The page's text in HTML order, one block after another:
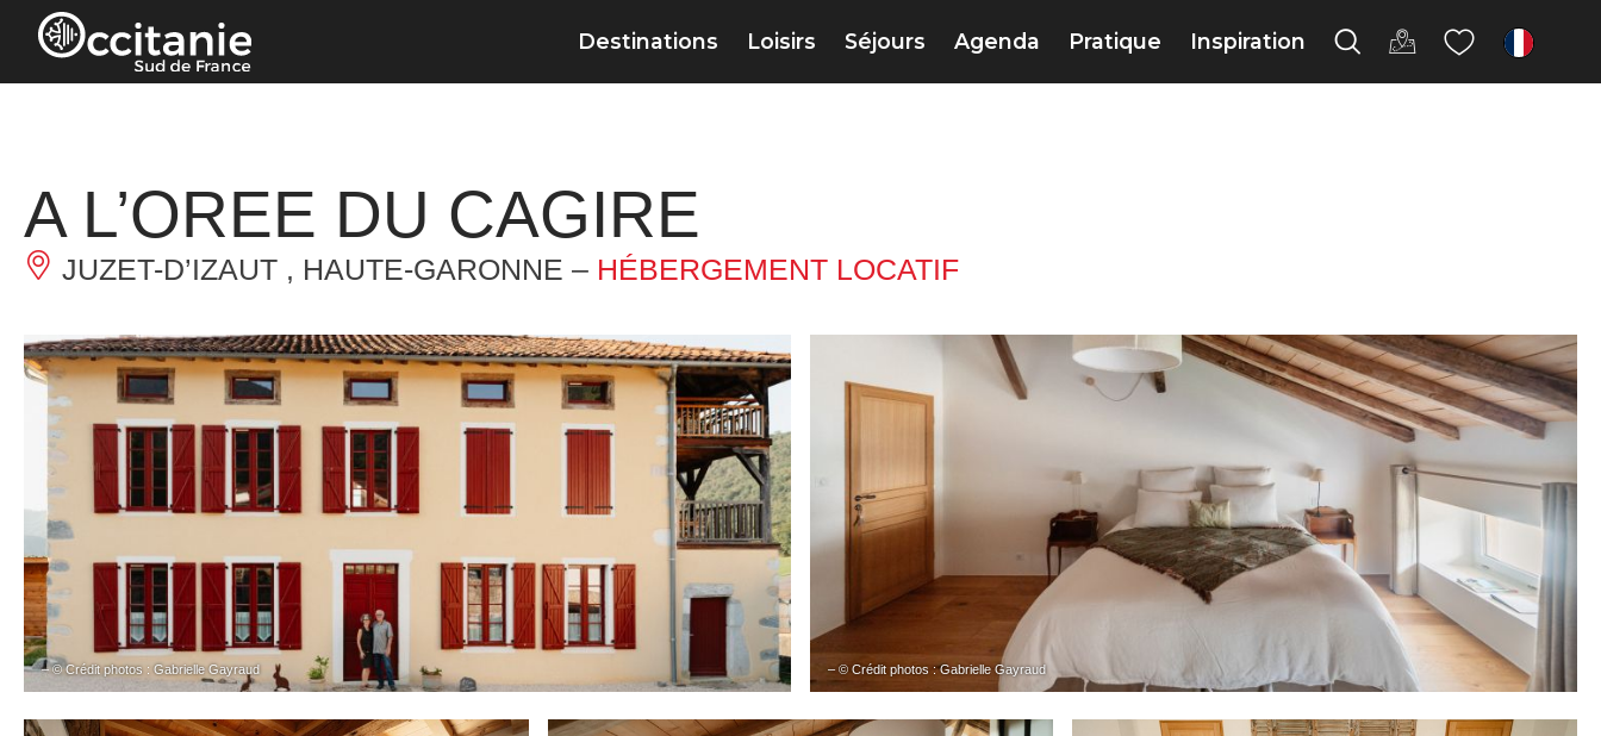
Panneau de gestion des cookies
Destinations Loisirs Séjours Agenda Pratique Inspiration fr
A L’OREE DU CAGIRE
JUZET-D’IZAUT , HAUTE-GARONNE – HÉBERGEMENT LOCATIF
– © Crédit photos : Gabrielle Gayraud – © Crédit photos : Gabrielle Gayraud